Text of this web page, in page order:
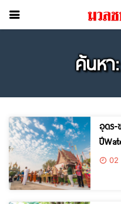
ค้นหา
อุดร-
ปี
วิถีไท
02